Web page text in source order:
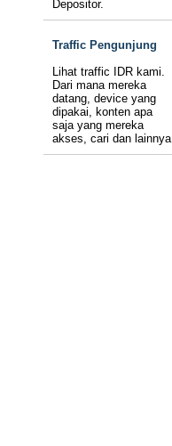
Depositor.
Traffic Pengunjung
Lihat traffic IDR kami.
Dari mana mereka
datang, device yang
dipakai, konten apa
saja yang mereka
akses, cari dan lainnya